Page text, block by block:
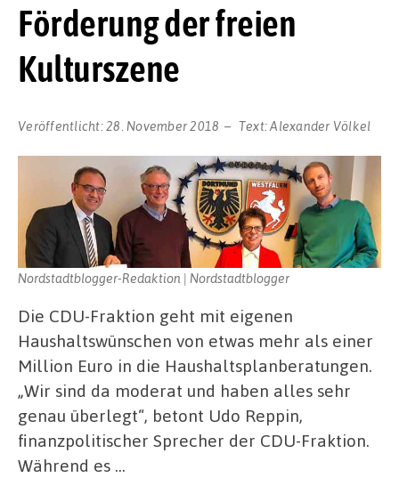
Förderung der freien
Kulturszene
Veröffentlicht:28. November 2018 Text:Alexander Völkel
Nordstadtblogger-Redaktion | Nordstadtblogger
Die CDU-Fraktion geht mit eigenen
Haushaltswünschen von etwas mehr als einer
Million Euro in die Haushaltsplanberatungen.
„Wir sind da moderat und haben alles sehr
genau überlegt“, betont Udo Reppin,
finanzpolitischer Sprecher der CDU-Fraktion.
Während es …